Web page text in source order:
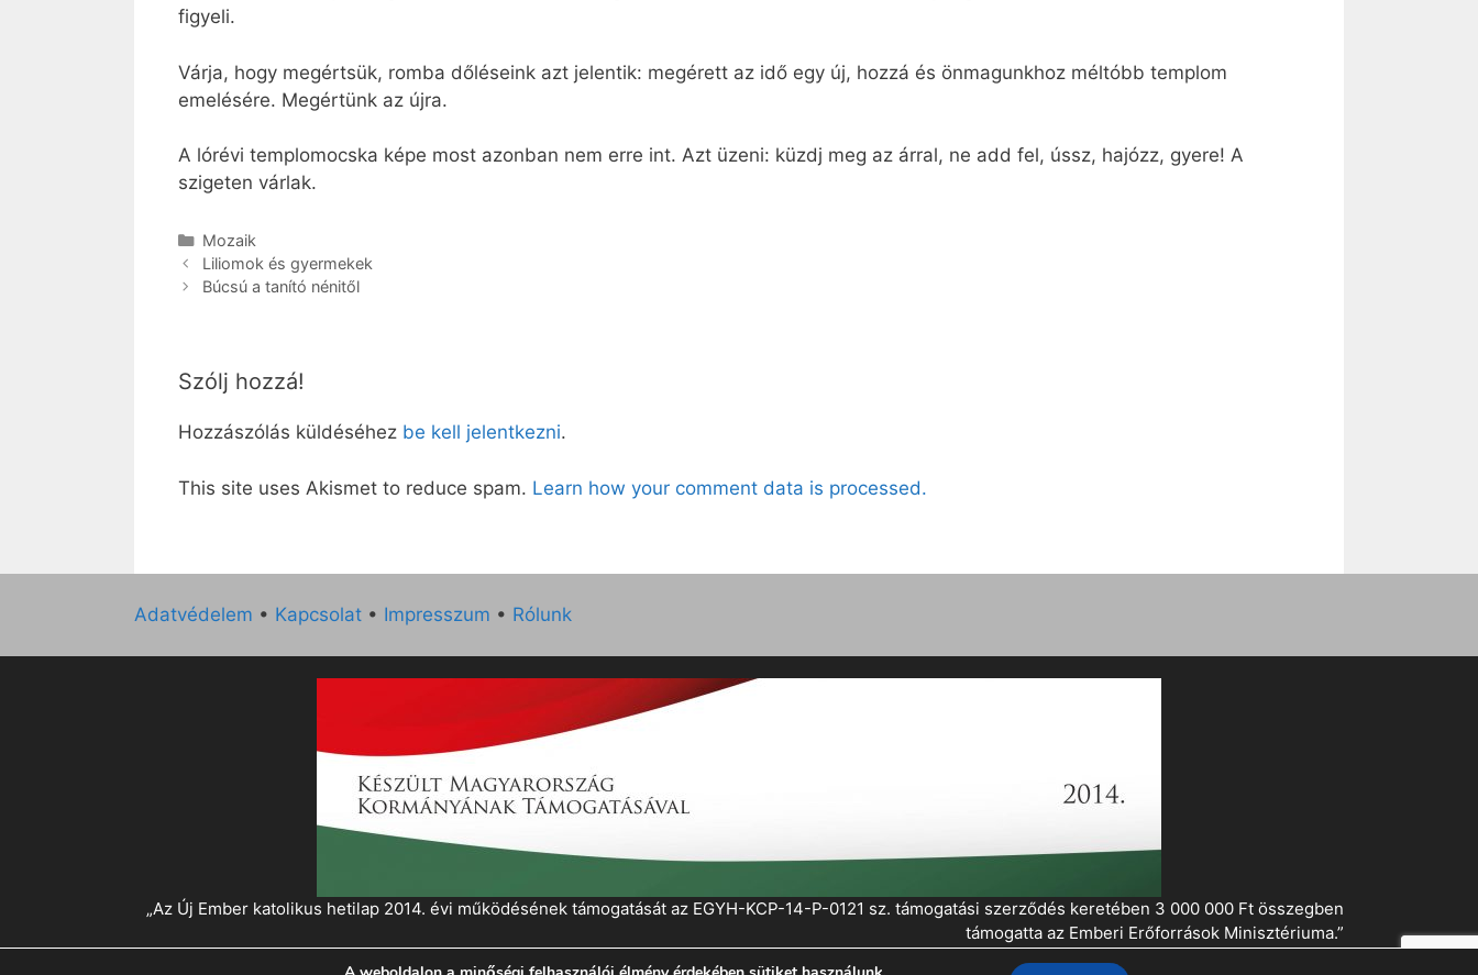
figyeli.
Várja, hogy megértsük, romba dőléseink azt jelentik: megérett az idő egy új, hozzá és önmagunkhoz méltóbb templom
emelésére. Megértünk az újra.
A lórévi templomocska képe most azonban nem erre int. Azt üzeni: küzdj meg az árral, ne add fel, ússz, hajózz, gyere! A
szigeten várlak.
Kategória
Mozaik
Liliomok és gyermekek
Búcsú a tanító nénitől
Szólj hozzá!
Hozzászólás küldéséhez be kell jelentkezni.
This site uses Akismet to reduce spam. Learn how your comment data is processed.
Adatvédelem • Kapcsolat • Impresszum • Rólunk
„Az Új Ember katolikus hetilap 2014. évi működésének támogatását az EGYH-KCP-14-P-0121 sz. támogatási szerződés keretében 3 000 000 Ft összegben
támogatta az Emberi Erőforrások Minisztériuma.”